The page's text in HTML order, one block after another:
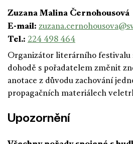
Zuzana Malina Černohousová
E-mail:
Tel.: 224 498 464
Organizátor literárního festivalu
dohodě s pořadatelem změnit
anotace z důvodu zachování
propagačních materiálech
Upozornění